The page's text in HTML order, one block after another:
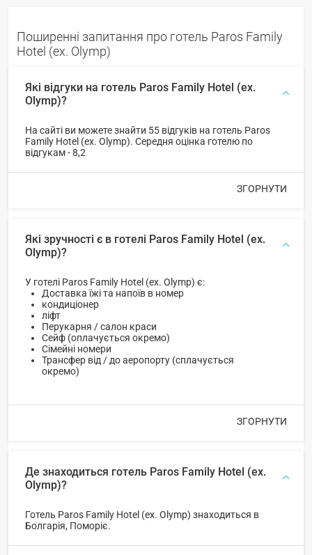
Поширенні запитання про готель Paros Family
Hotel (ex. Olymp)
Які відгуки на готель Paros Family Hotel (ex.
Olymp)?
На сайті ви можете знайти 55 відгуків на готель Paros
Family Hotel (ex. Olymp). Середня оцінка готелю по
відгукам - 8,2
ЗГОРНУТИ
Які зручності є в готелі Paros Family Hotel (ex.
Olymp)?
У готелі Paros Family Hotel (ex. Olymp) є:
Доставка їжі та напоїв в номер
кондиціонер
ліфт
Перукарня / салон краси
Сейф (оплачується окремо)
Сімейні номери
Трансфер від / до аеропорту (сплачується
окремо)
ЗГОРНУТИ
Де знаходиться готель Paros Family Hotel (ex.
Olymp)?
Готель Paros Family Hotel (ex. Olymp) знаходиться в
Болгарія, Поморіє.